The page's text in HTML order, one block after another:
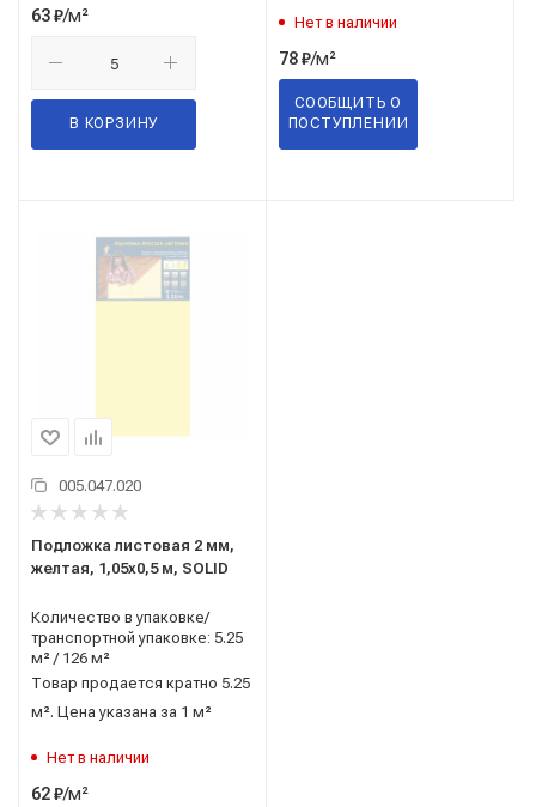
63₽/м²
В КОРЗИНУ
Нет в наличии
78₽/м²
СООБЩИТЬ О
ПОСТУПЛЕНИИ
005.047.020
Подложка листовая 2 мм,
желтая, 1,05x0,5 м, SOLID
Количество в упаковке/
транспортной упаковке: 5.25
м² / 126 м²
Товар продается кратно 5.25
м². Цена указана за 1 м²
Нет в наличии
62₽/м²